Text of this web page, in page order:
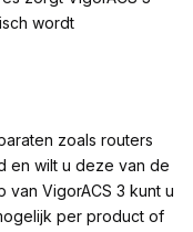
wordt
zoals routers
en wilt u deze van de
van VigorACS 3 kunt u
per product of